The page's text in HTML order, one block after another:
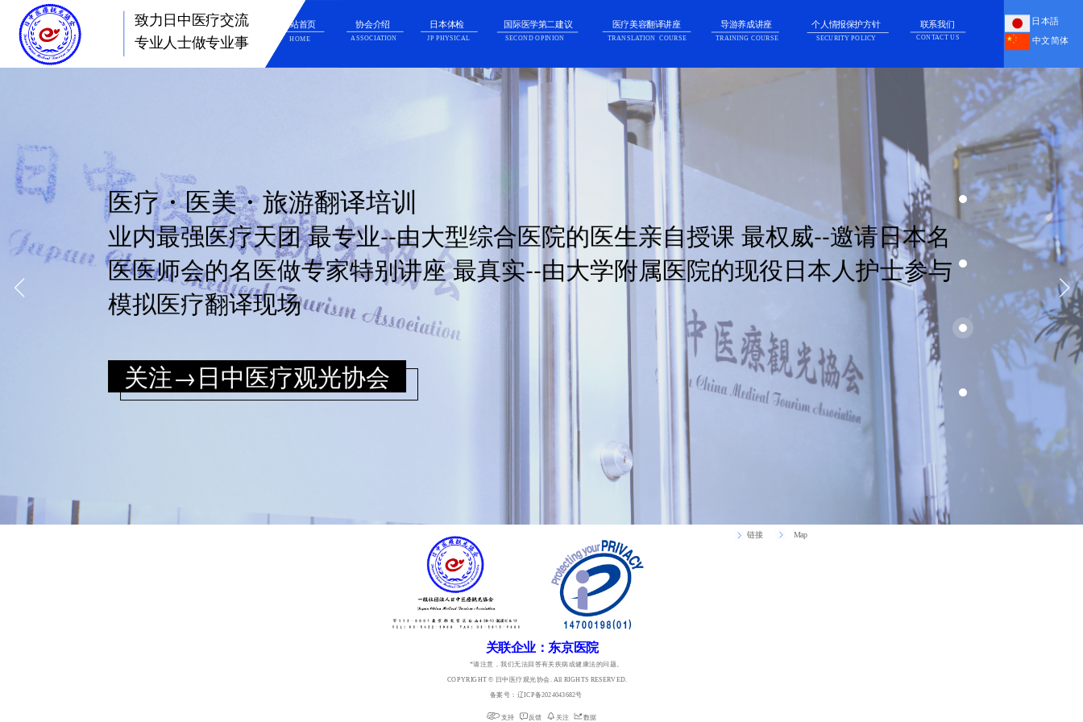
致力日中医疗交流
专业人士做专业事
日本語
网站首页 协会介绍 日本体检 国际医学第二建议 医疗美容翻译讲座 导游养成讲座 个人情报保护方针 联系我们
HOME ASSOCIATION JP PHYSICAL TRANSLATION  COURSE TRAINING COURSE CONTACT US 中文简体
SECURITY POLICY
医疗・医美・旅游翻译培训
业内最强医疗天团 最专业--由大型综合医院的医生亲自授课 最权威--邀请日本名
医医师会的名医做专家特别讲座 最真实--由大学附属医院的现役日本人护士参与
模拟医疗翻译现场
*请注意，我们无法回答有关疾病或健康法的问题。
COPYRIGHT © 日中医疗观光协会. All RIGHTS RESERVED.
备案号：辽ICP备2024043682号
链接 Map
关联企业：东京医院
支持 反馈 关注 数据